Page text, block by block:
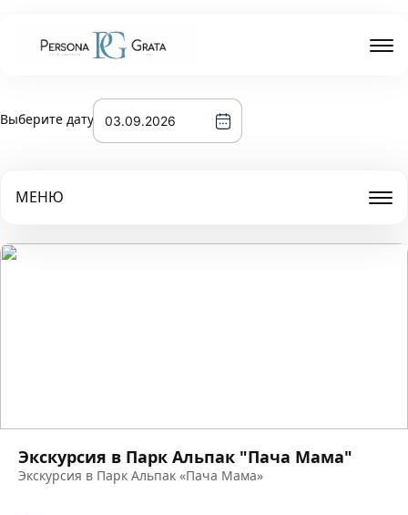
Выберите дату
МЕНЮ
Экскурсия в Парк Альпак "Пача Мама"
Экскурсия в Парк Альпак «Пача Мама»